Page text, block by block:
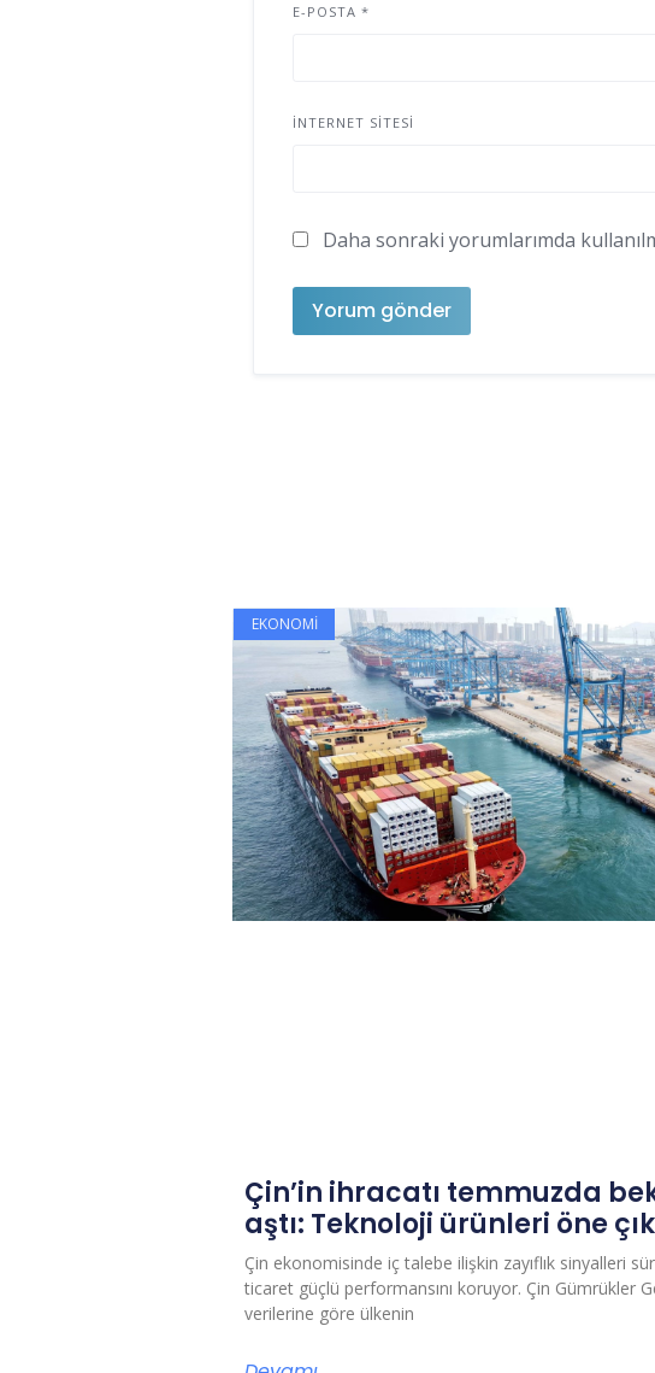
E-POSTA *
İNTERNET SITESI
Daha sonraki yorumlarımda
EKONOMI
Çin’in ihracatı temmuzda
aştı: Teknoloji ürünleri öne
Çin ekonomisinde iç talebe ilişkin zayıflık sinyalleri
ticaret güçlü performansını koruyor. Çin Gümrükler
verilerine göre ülkenin